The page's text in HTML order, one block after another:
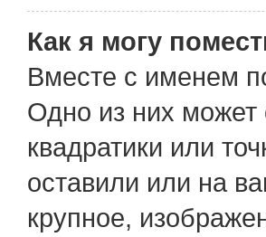
Как я могу
Вместе с именем
Одно из них может
квадратики или
оставили или на
крупное,